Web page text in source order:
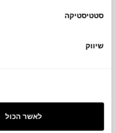
סטטיסטיקה
שיווק
לאשר הכול
ואלגנטיים. הספה עמידה
דורשת טיפול ותחזוקה, הריהוט
כורסה ושולחן קפה תואם.
בפני פגעי מזג אוויר הוסיפו
230X90X70H